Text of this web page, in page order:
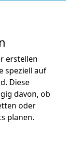
erstellen
speziell auf
Diese
davon, ob
oder
planen.